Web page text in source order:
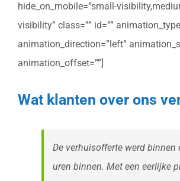
hide_on_mobile=”small-
visibility” class=”” id=””
animation_direction=”left”
animation_offset=””]
Wat klanten over ons
De verhuisofferte werd binnen
uren binnen. Met een eerlijke